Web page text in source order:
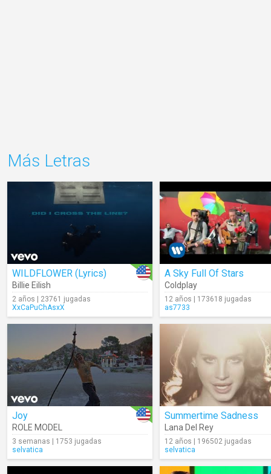
Más Letras
WILDFLOWER (Lyrics)
Billie Eilish
2 años | 23761 jugadas
XxCaPuChAsxX
A Sky Full Of Stars
Coldplay
12 años | 173618 jugadas
as7733
Joy
ROLE MODEL
3 semanas | 1753 jugadas
selvatica
Summertime Sadness
Lana Del Rey
12 años | 196502 jugadas
selvatica